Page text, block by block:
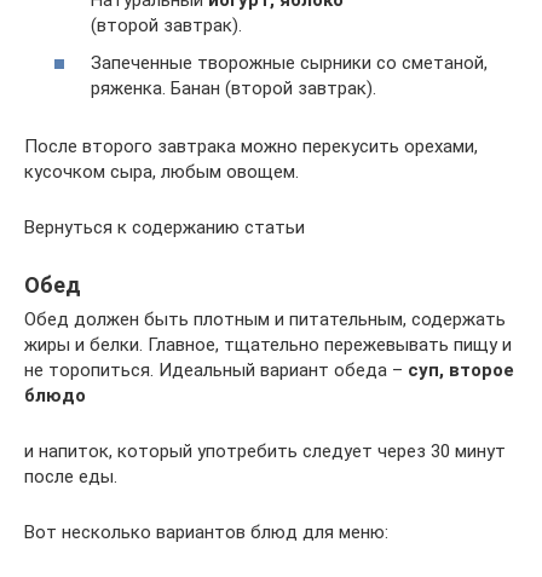
(второй завтрак).
Запеченные творожные сырники со сметаной,
ряженка. Банан (второй завтрак).
После второго завтрака можно перекусить орехами,
кусочком сыра, любым овощем.
Вернуться к содержанию статьи
Обед
Обед должен быть плотным и питательным, содержать
жиры и белки. Главное, тщательно пережевывать пищу и
не торопиться. Идеальный вариант обеда – суп, второе
блюдо
и напиток, который употребить следует через 30 минут
после еды.
Вот несколько вариантов блюд для меню: